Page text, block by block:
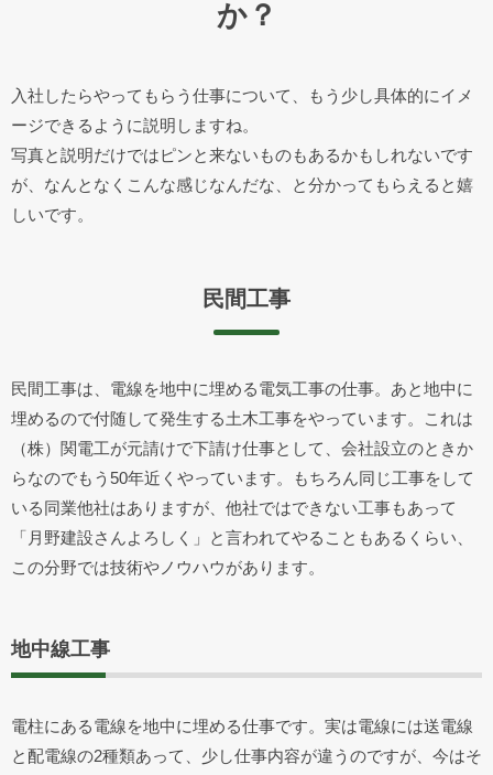
か？
入社したらやってもらう仕事について、もう少し具体的にイメ
ージできるように説明しますね。
写真と説明だけではピンと来ないものもあるかもしれないです
が、なんとなくこんな感じなんだな、と分かってもらえると嬉
しいです。
民間工事
民間工事は、電線を地中に埋める電気工事の仕事。あと地中に
埋めるので付随して発生する土木工事をやっています。これは
（株）関電工が元請けで下請け仕事として、会社設立のときか
らなのでもう50年近くやっています。もちろん同じ工事をして
いる同業他社はありますが、他社ではできない工事もあって
「月野建設さんよろしく」と言われてやることもあるくらい、
この分野では技術やノウハウがあります。
地中線工事
電柱にある電線を地中に埋める仕事です。実は電線には送電線
と配電線の2種類あって、少し仕事内容が違うのですが、今はそ